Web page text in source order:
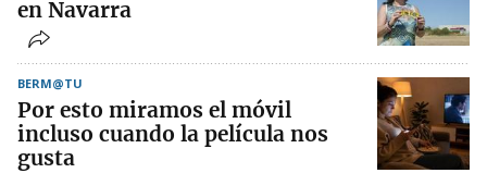
en Navarra
BERM@TU
Por esto miramos el móvil
incluso cuando la película nos
gusta